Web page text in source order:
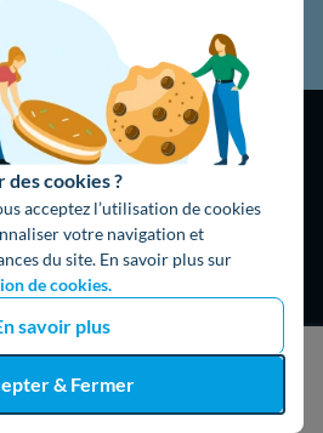
cookies ?
acceptez l’utilisation de cookies
votre navigation et
du site. En savoir plus sur
de cookies.
savoir plus
& Fermer
un devis gratuit
4,9/5
avisGoogle